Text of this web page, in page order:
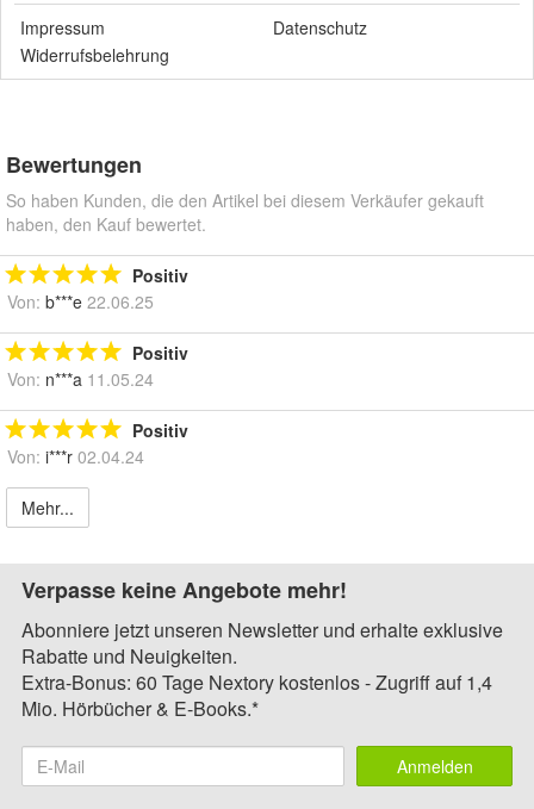
Impressum
Datenschutz
Widerrufsbelehrung
Bewertungen
So haben Kunden, die den Artikel bei diesem Verkäufer gekauft
haben, den Kauf bewertet.
Positiv
Von: b***e 22.06.25
Positiv
Von: n***a 11.05.24
Positiv
Von: i***r 02.04.24
Mehr...
Verpasse keine Angebote mehr!
Abonniere jetzt unseren Newsletter und erhalte exklusive
Rabatte und Neuigkeiten.
Extra-Bonus: 60 Tage Nextory kostenlos - Zugriff auf 1,4
Mio. Hörbücher & E-Books.*
Anmelden